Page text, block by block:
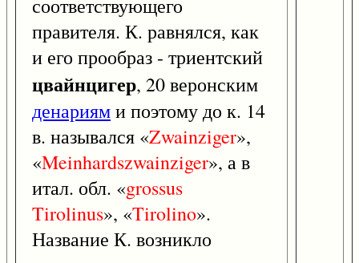
соответствующего
правителя. К. равнялся, как
и его прообраз - триентский
цвайнцигер, 20 веронским
денариями поэтому до к. 14
в. назывался «Zwainziger»,
«Meinhardszwainziger», а в
итал. обл. «grossus
Tirolinus», «Tirolino».
Название К. возникло